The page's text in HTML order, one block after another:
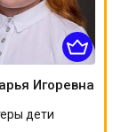
Игоревна
дети